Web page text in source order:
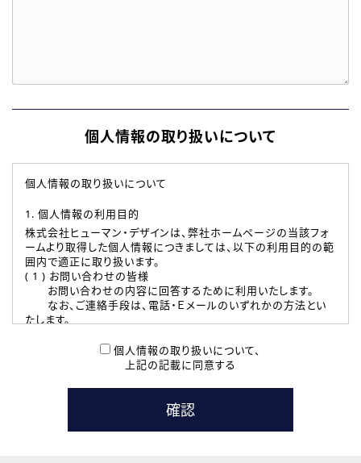
個人情報の取り扱いについて
個人情報の取り扱いについて
1. 個人情報の利用目的
株式会社ヒューマン・デザインは、弊社ホームページの当該フォ
ームより取得した個人情報につきましては、以下の利用目的の範
囲内で適正に取り扱います。
( 1 ) お問い合わせの皆様
お問い合わせの内容に回答するために利用いたします。
なお、ご連絡手段は、電話・Ｅメールのいずれかの方法とい
たします。
本登録に関するご連絡および本登録時の参考情報として利
たします。
( 3 ) スタッフ派遣を検討されている企業の皆様
お問い合わせの内容に回答するために利用いたします。
なお、ご連絡手段は、電話・Ｅメールのいずれかの方法とい
個人情報の取り扱いについて、
上記の記載に同意する